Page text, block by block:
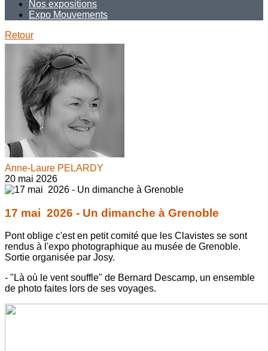
Nos expositions
Expo Mouvements
Retour
Anne-Laure PELARDY
20 mai 2026
17 mai 2026 - Un dimanche à Grenoble
Pont oblige c'est en petit comité que les Clavistes se sont
rendus à l'expo photographique au musée de Grenoble.
Sortie organisée par Josy.
- "Là où le vent souffle" de Bernard Descamp, un ensemble
de photo faites lors de ses voyages.